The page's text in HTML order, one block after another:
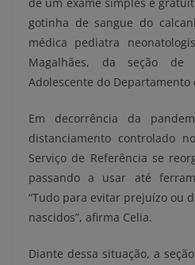
gotinha de sangue do
médica pediatra
Magalhães, da seção
Adolescente do Departamento
Em decorrência da
distanciamento controlado
Serviço de Referência se
passando a usar até
“Tudo para evitar prejuízo ou
nascidos”, afirma Celia.
Diante dessa situação, a